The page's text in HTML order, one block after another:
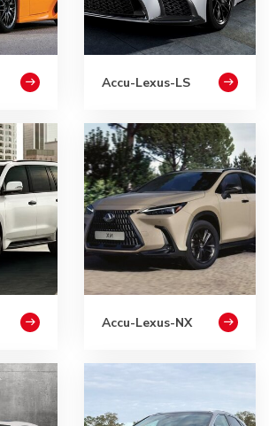
Accu-Lexus-LS
Accu-Lexus-NX